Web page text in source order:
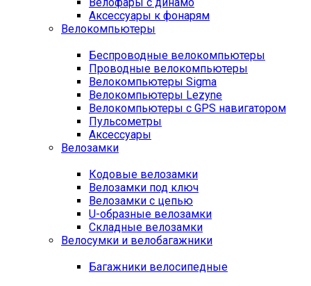
Аксессуары к фонарям
Велокомпьютеры
Беспроводные велокомпьютеры
Проводные велокомпьютеры
Велокомпьютеры Sigma
Велокомпьютеры Lezyne
Велокомпьютеры с GPS навигатором
Пульсометры
Аксессуары
Велозамки
Кодовые велозамки
Велозамки под ключ
Велозамки с цепью
U-образные велозамки
Складные велозамки
Велосумки и велобагажники
Багажники велосипедные